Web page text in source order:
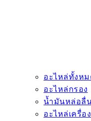
อะไหล่ทั้งห
อะไหล่กรอง
น้ำมันหล่อลื่
อะไหล่เครื่อ